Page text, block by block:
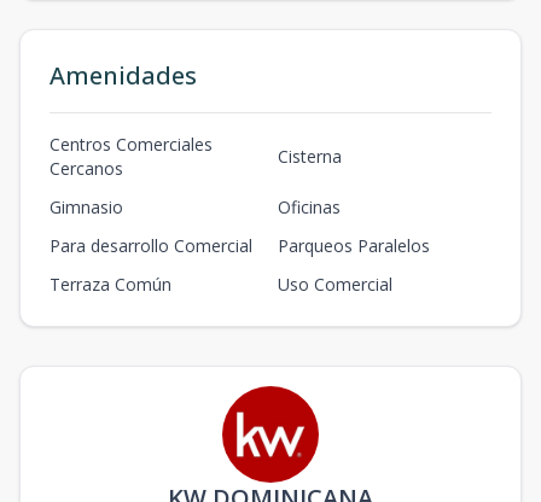
Amenidades
Centros Comerciales
Cercanos
Cisterna
Gimnasio
Oficinas
Para desarrollo Comercial
Parqueos Paralelos
Terraza Común
Uso Comercial